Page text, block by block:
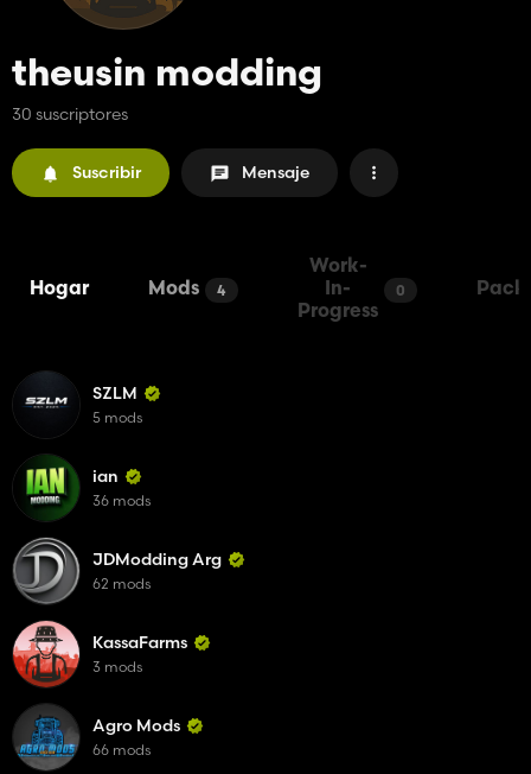
theusin modding
30 suscriptores
Suscribir Mensaje
Hogar Mods 4
Work-
In-
Progress
0
SZLM
5 mods
ian
36 mods
JDModding Arg
62 mods
KassaFarms
3 mods
Agro Mods
66 mods